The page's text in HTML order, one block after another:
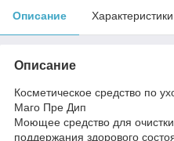
Описание Характеристики
Описание
Косметическое средство по
Маго Пре Дип
Моющее средство для
поддержания здорового